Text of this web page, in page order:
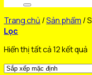
Trang chủ /Sản phẩm /
Lọc
Hiển thị tất cả 12 kết quả